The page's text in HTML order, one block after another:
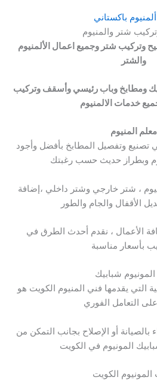
باكستاني
شتر والمنيوم
وتركيب شتر وجميع اعمال الألمنيوم
والشتر
ومطابخ وباب رئيسي وأسقف وتركيب
خدمات الالمنيوم
معلم المنيوم
تصنيع وتفصيل المطابخ بأفضل وأجود
، شتر خارجي وشتر داخلي ،إضافة
الأقفال والجام والطور
الأعمال ، نقدم أحدث الطرق في
بأسعار مناسبة
شبابيك
التي يقدمها فني المنيوم الكويت هو
على التعامل الفوري
أو الإصلاح بجانب التمكن من
المونيوم الكويت